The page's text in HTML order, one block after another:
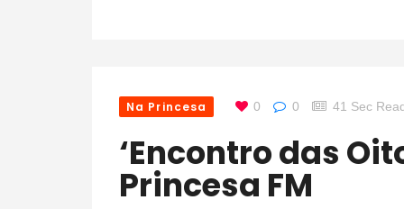
Na Princesa 0 0 41 Sec
‘Encontro das Oito’ agita noites da
Princesa FM